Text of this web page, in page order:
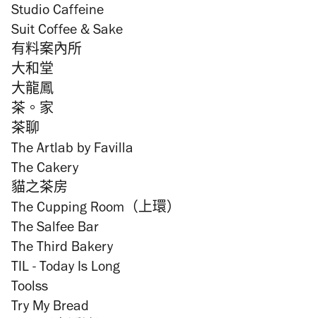
Studio Caffeine
Suit Coffee & Sake
有料案內所
大和堂
大龍鳳
茶。家
茶聊
The Artlab by Favilla
The Cakery
貓之茶房
The Cupping Room（上環）
The Salfee Bar
The Third Bakery
TIL - Today Is Long
Toolss
Try My Bread